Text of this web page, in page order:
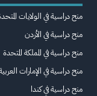
منح دراسية في الولايات
منح دراسية في الأردن
منح دراسية في المملكة المتحدة
منح دراسية في الإمارات
منح دراسية في كندا